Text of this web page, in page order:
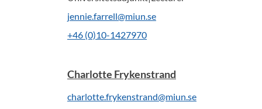
jennie.farrell@miun.se
+46 (0)10-1427970
Charlotte Frykenstrand
charlotte.frykenstrand@miun.se